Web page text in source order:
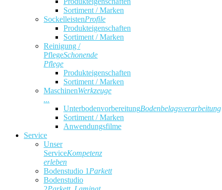
Sortiment / Marken
SockelleistenProfile
Produkteigenschaften
Sortiment / Marken
Reinigung /
PflegeSchonende
Pflege
Produkteigenschaften
Sortiment / Marken
MaschinenWerkzeuge
...
UnterbodenvorbereitungBodenbelagsverarbeitung
Sortiment / Marken
Anwendungsfilme
Service
Unser
ServiceKompetenz
erleben
Bodenstudio 1 Parkett
Bodenstudio